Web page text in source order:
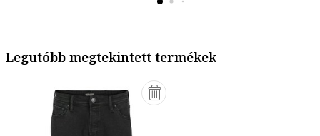
Legutóbb megtekintett termékek